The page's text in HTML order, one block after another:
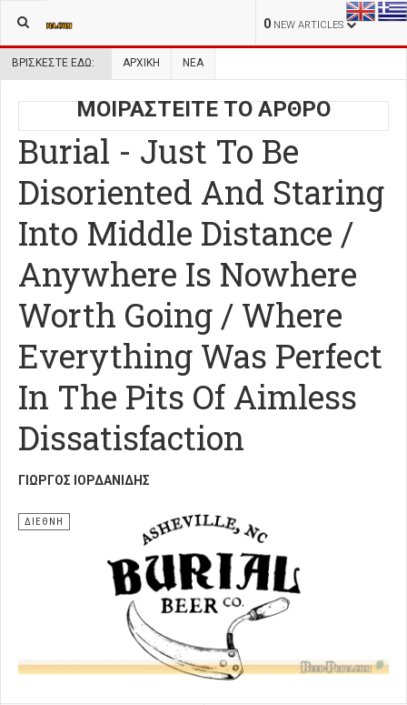
0 NEW ARTICLES
ΒΡΊΣΚΕΣΤΕ ΕΔΏ: ΑΡΧΙΚΉ ΝΕΑ
ΜΟΙΡΑΣΤΕΙΤΕ ΤΟ ΑΡΘΡΟ
Burial - Just To Be
Disoriented And Staring
Into Middle Distance /
Anywhere Is Nowhere
Worth Going / Where
Everything Was Perfect
In The Pits Of Aimless
Dissatisfaction
ΓΙΏΡΓΟΣ ΙΟΡΔΑΝΊΔΗΣ
ΔΙΕΘΝΗ